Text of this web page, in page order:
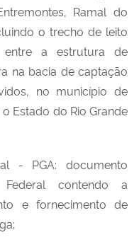
Ramal do
o trecho de leito
entre a estrutura de
na bacia de captação
no município de
Estado do Rio Grande
- PGA: documento
contendo a
e fornecimento de